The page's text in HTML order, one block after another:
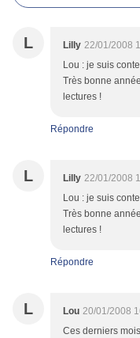
L Lilly 22/01/2008
Lou : je suis
Très bonne
lectures !
Répondre
L Lilly 22/01/2008
Lou : je suis
Très bonne
lectures !
Répondre
L Lou 20/01/2008
Ces derniers